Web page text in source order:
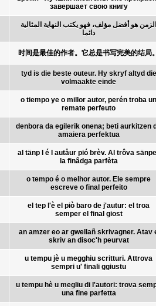
завершает свою книгу
الزمن هو أفضل مؤلف، فهو يكتب النهاية المثالية
دائما
时间是最佳的作者。它总是书写完美的结局。
tyd is die beste outeur. Hy skryf altyd die
volmaakte einde
o tiempo ye o millor autor, perén troba un
remate perfeuto
denbora da egilerik onena; beti aurkitzen
amaiera perfektua
al tänp l é l autåur pió brèv. Al trôva
la finâdga parfèta
o tempo é o melhor autor. Ele sempre
escreve o final perfeito
el tep l'è el piò baro de j'autur: el troa
semper el final giost
an amzer eo ar gwellañ skrivagner. Atav
skriv an disoc'h peurvat
u tempu jè u megghiu scritturi. Attrova
sempri u' finali ggiustu
u tempu hè u megliu di l'autori: trova
una fine parfetta